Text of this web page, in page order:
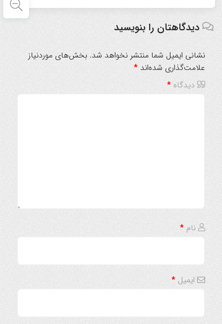
دیدگاهتان را بنویسید
نشانی ایمیل شما منتشر نخواهد شد. بخش‌های موردنیاز
علامت‌گذاری شده‌اند*
دیدگاه*
نام*
ایمیل*